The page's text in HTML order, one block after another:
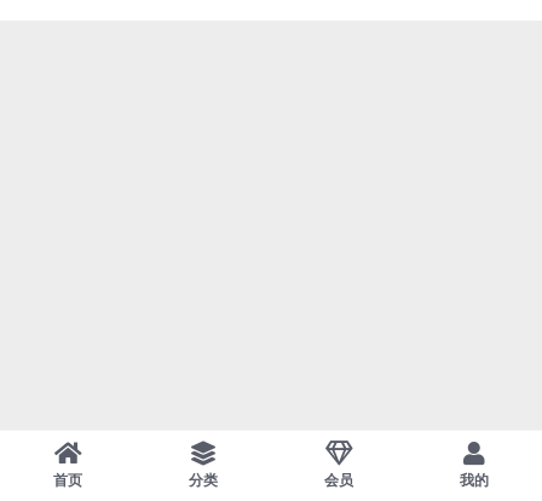
首页 分类 会员 我的